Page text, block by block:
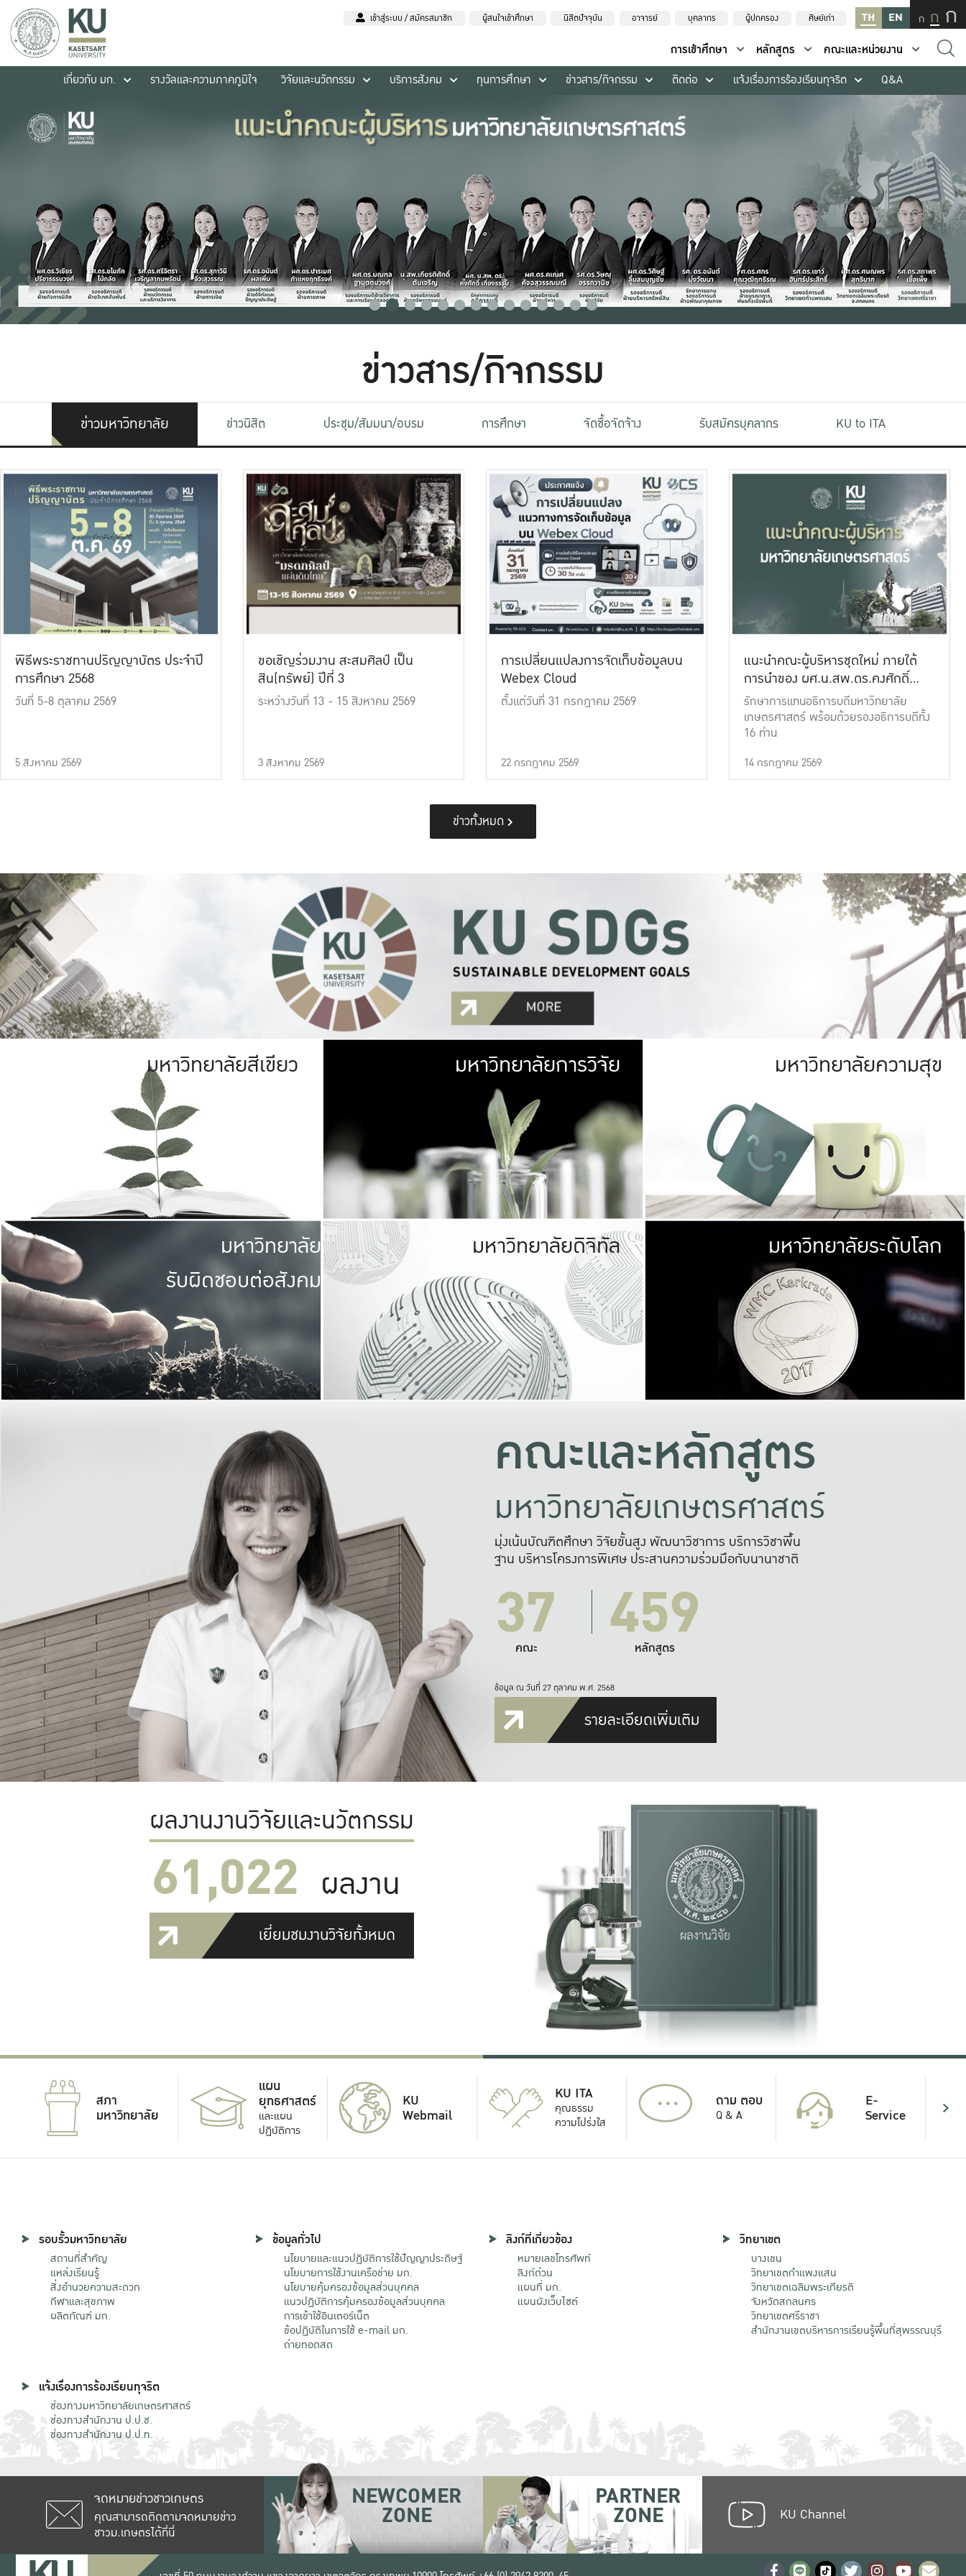
เข้าสู่ระบบ / สมัครสมาชิก ผู้สนใจเข้าศึกษา นิสิตปัจจุบัน อาจารย์ บุคลากร ผู้ปกครอง ศิษย์เก่า TH EN ก ก ก
การเข้าศึกษา หลักสูตร
คณะและหน่วยงาน
เกี่ยวกับ มก.
รางวัลและความภาคภูมิใจ วิจัยและนวัตกรรม บริการสังคม ทุนการศึกษา ข่าวสาร/กิจกรรม ติดต่อ แจ้งเรื่องการร้องเรียนทุจริต Q&A
ข่าวสาร/กิจกรรม
ข่าวมหาวิทยาลัย ข่าวนิสิต ประชุม/สัมมนา/อบรม การศึกษา จัดซื้อจัดจ้าง รับสมัครบุคลากร KU to ITA
พิธีพระราชทานปริญญาบัตร ประจำปี
การศึกษา 2568
วันที่ 5-8 ตุลาคม 2569
5 สิงหาคม 2569
ขอเชิญร่วมงาน สะสมศิลป์ เป็น
สิน(ทรัพย์) ปีที่ 3
ระหว่างวันที่ 13 - 15 สิงหาคม 2569
3 สิงหาคม 2569
การเปลี่ยนแปลงการจัดเก็บข้อมูลบน
Webex Cloud
ตั้งแต่วันที่ 31 กรกฎาคม 2569
22 กรกฎาคม 2569
แนะนำคณะผู้บริหารชุดใหม่ ภายใต้
การนำของ ผศ.น.สพ.ดร.คงศักดิ์
เที่ยงธรรม
รักษาการแทนอธิการบดีมหาวิทยาลัย
เกษตรศาสตร์ พร้อมด้วยรองอธิการบดีทั้ง
16 ท่าน
14 กรกฎาคม 2569
ข่าวทั้งหมด
มหาวิทยาลัยสีเขียว มหาวิทยาลัย
เกษตรศาสตร์ มีพื้นที่เขียวสดใส หนาแน่น
เป็นป่าในเมือง (URBAN FOREST)
เกษตรในเมือง (URBAN AGRICULTURE)
ที่นับรวมกันได้ประมาณ 1,400 ไร่
มหาวิทยาลัยการวิจัย มหาวิทยาลัย
ให้กับประชาชน
มหาวิทยาลัยความสุข
มหาวิทยาลัย
รับผิดชอบต่อสังคม
มหาวิทยาลัยรับผิดชอบต่อสังคม
ร่วมมือกับชุมชน เพื่อความกินดีอยู่ดี
และความสุขอย่างยั่งยืน
มองปัญหาในภาพกว้าง
แก้ไขจากปัญหาจุดเล็กๆ
มหาวิทยาลัยดิจิทัล มหาวิทยา
พร้อมที่จ
และผลักดันในการใช้ระบบส
เพื่อการทำงานแ
มหาวิทยาลัยระดับโลก
คณะและหลักสูตร
มหาวิทยาลัยเกษตรศาสตร์
มุ่งเน้นบัณฑิตศึกษา วิจัยขั้นสูง พัฒนาวิชาการ บริการวิชาพื้น
ฐาน บริหารโครงการพิเศษ ประสานความร่วมมือกับนานาชาติ
37
คณะ 459
หลักสูตร
ข้อมูล ณ วันที่ 27 ตุลาคม พ.ศ. 2568
รายละเอียดเพิ่มเติม
ผลงานงานวิจัยและนวัตกรรม
61,022 ผลงาน
เยี่ยมชมงานวิจัยทั้งหมด
สภา
มหาวิทยาลัย
แผน
ยุทธศาสตร์
และแผน
ปฏิบัติการ
KU
Webmail
KU ITA
คุณธรรม
ความโปร่งใส
... ถาม ตอบ
Q & A
E-
Service
รอบรั้วมหาวิทยาลัย
สถานที่สำคัญ
แหล่งเรียนรู้
สิ่งอำนวยความสะดวก
กีฬาและสุขภาพ
ผลิตภัณฑ์ มก.
ข้อมูลทั่วไป
นโยบายและแนวปฏิบัติการใช้ปัญญาประดิษฐ์
นโยบายการใช้งานเครือข่าย มก.
นโยบายคุ้มครองข้อมูลส่วนบุคคล
แนวปฏิบัติการคุ้มครองข้อมูลส่วนบุคคล
การเข้าใช้อินเตอร์เน็ต
ข้อปฏิบัติในการใช้ e-mail มก.
ถ่ายทอดสด
ลิงก์ที่เกี่ยวข้อง
หมายเลขโทรศัพท์
ลิงก์ด่วน
แผนที่ มก.
แผนผังเว็บไซต์
วิทยาเขต
บางเขน
วิทยาเขตกําแพงแสน
วิทยาเขตเฉลิมพระเกียรติ
จังหวัดสกลนคร
วิทยาเขตศรีราชา
สำนักงานเขตบริหารการเรียนรู้พื้นที่สุพรรณบุรี
แจ้งเรื่องการร้องเรียนทุจริต
ช่องทางมหาวิทยาลัยเกษตรศาสตร์
ช่องทางสำนักงาน ป.ป.ช.
ช่องทางสำนักงาน ป.ป.ท.
จดหมายข่าวชาวเกษตร
คุณสามารถติดตามจดหมายข่าว
ชาวม.เกษตรได้ที่นี่
NEWCOMER
ZONE
PARTNER
ZONE KU Channel